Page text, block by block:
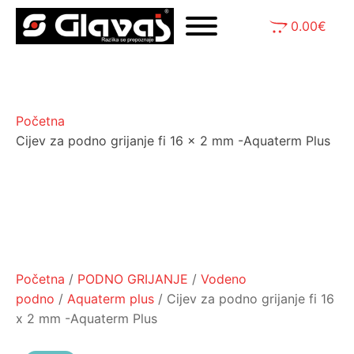
0.00€
Početna
Cijev za podno grijanje fi 16 x 2 mm -Aquaterm Plus
Početna / PODNO GRIJANJE / Vodeno
podno / Aquaterm plus / Cijev za podno grijanje fi 16
x 2 mm -Aquaterm Plus